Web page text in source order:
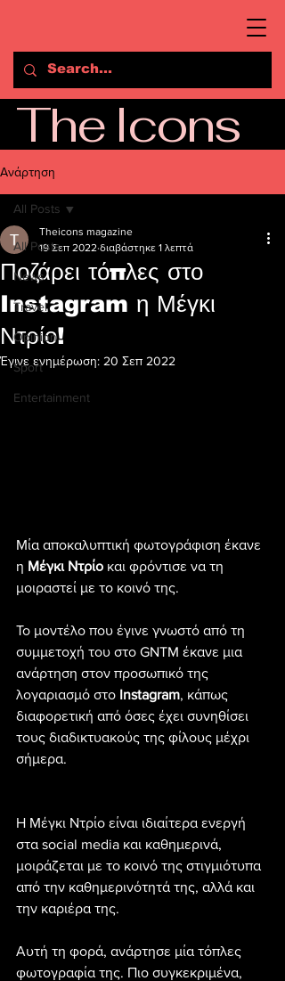
The Icons
Ανάρτηση
All Posts
News
Travel
Opinion
Sport
Entertainment
All Posts
Ποζάρει τόπλες στο
Instagram η Μέγκι
Ντρίο!
Theicons magazine
19 Σεπ 2022 διαβάστηκε 1 λεπτά
Έγινε ενημέρωση: 20 Σεπ 2022
Μία αποκαλυπτική φωτογράφιση έκανε
η Μέγκι Ντρίο και φρόντισε να τη
μοιραστεί με το κοινό της.
Το μοντέλο που έγινε γνωστό από τη
συμμετοχή του στο GNTM έκανε μια
ανάρτηση στον προσωπικό της
λογαριασμό στο Instagram, κάπως
διαφορετική από όσες έχει συνηθίσει
τους διαδικτυακούς της φίλους μέχρι
σήμερα.
Η Μέγκι Ντρίο είναι ιδιαίτερα ενεργή
στα social media και καθημερινά,
μοιράζεται με το κοινό της στιγμιότυπα
από την καθημερινότητά της, αλλά και
την καριέρα της.
Αυτή τη φορά, ανάρτησε μία τόπλες
φωτογραφία της. Πιο συγκεκριμένα,